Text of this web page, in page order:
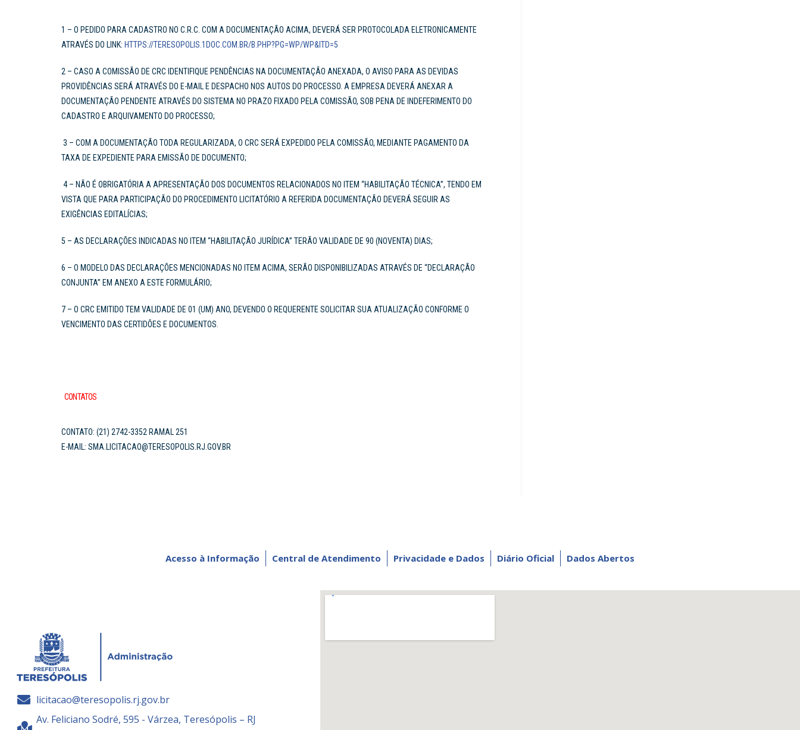
1 – O PEDIDO PARA CADASTRO NO C.R.C. COM A DOCUMENTAÇÃO ACIMA, DEVERÁ SER PROTOCOLADA ELETRONICAMENTE
ATRAVÉS DO LINK: HTTPS://TERESOPOLIS.1DOC.COM.BR/B.PHP?PG=WP/WP&ITD=5
2 – CASO A COMISSÃO DE CRC IDENTIFIQUE PENDÊNCIAS NA DOCUMENTAÇÃO ANEXADA, O AVISO PARA AS DEVIDAS
PROVIDÊNCIAS SERÁ ATRAVÉS DO E-MAIL E DESPACHO NOS AUTOS DO PROCESSO. A EMPRESA DEVERÁ ANEXAR A
DOCUMENTAÇÃO PENDENTE ATRAVÉS DO SISTEMA NO PRAZO FIXADO PELA COMISSÃO, SOB PENA DE INDEFERIMENTO DO
CADASTRO E ARQUIVAMENTO DO PROCESSO;
3 – COM A DOCUMENTAÇÃO TODA REGULARIZADA, O CRC SERÁ EXPEDIDO PELA COMISSÃO, MEDIANTE PAGAMENTO DA
TAXA DE EXPEDIENTE PARA EMISSÃO DE DOCUMENTO;
4 – NÃO É OBRIGATÓRIA A APRESENTAÇÃO DOS DOCUMENTOS RELACIONADOS NO ITEM “HABILITAÇÃO TÉCNICA”, TENDO EM
VISTA QUE PARA PARTICIPAÇÃO DO PROCEDIMENTO LICITATÓRIO A REFERIDA DOCUMENTAÇÃO DEVERÁ SEGUIR AS
EXIGÊNCIAS EDITALÍCIAS;
5 – AS DECLARAÇÕES INDICADAS NO ITEM “HABILITAÇÃO JURÍDICA” TERÃO VALIDADE DE 90 (NOVENTA) DIAS;
6 – O MODELO DAS DECLARAÇÕES MENCIONADAS NO ITEM ACIMA, SERÃO DISPONIBILIZADAS ATRAVÉS DE “DECLARAÇÃO
CONJUNTA” EM ANEXO A ESTE FORMULÁRIO;
7 – O CRC EMITIDO TEM VALIDADE DE 01 (UM) ANO, DEVENDO O REQUERENTE SOLICITAR SUA ATUALIZAÇÃO CONFORME O
VENCIMENTO DAS CERTIDÕES E DOCUMENTOS.
CONTATOS
CONTATO: (21) 2742-3352 RAMAL 251
E-MAIL: SMA.LICITACAO@TERESOPOLIS.RJ.GOV.BR
Acesso à Informação Central de Atendimento Privacidade e Dados Diário Oficial Dados Abertos
licitacao@teresopolis.rj.gov.br
Av. Feliciano Sodré, 595 - Várzea, Teresópolis – RJ